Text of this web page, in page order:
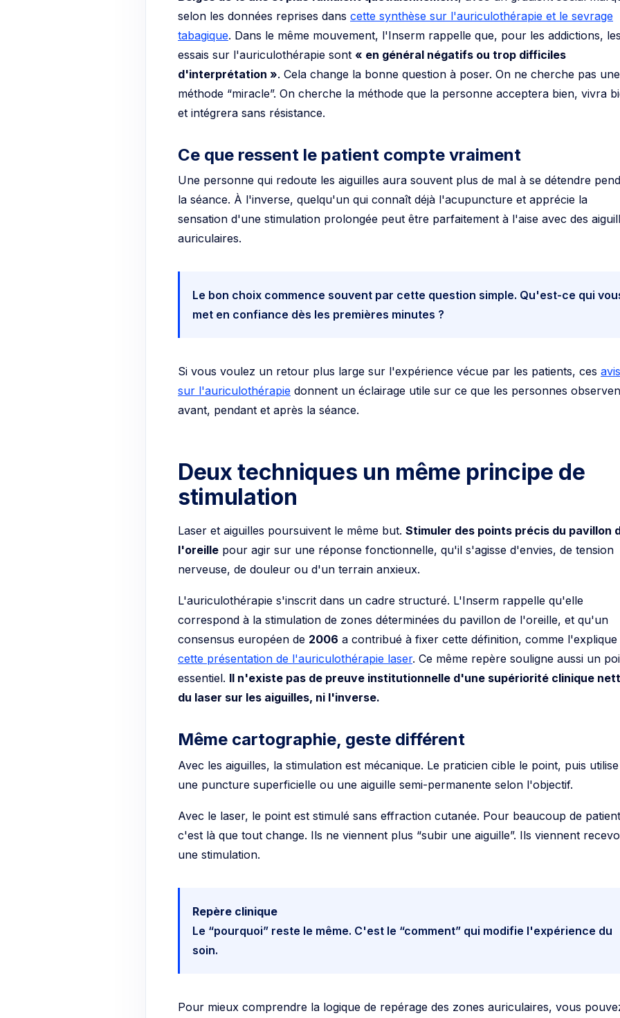
selon les données reprises dans
cette synthèse sur l'auriculothérapie et le sevrage
. Dans le même mouvement, l'Inserm rappelle que, pour les addictions, les
essais sur l'auriculothérapie sont
« en général négatifs ou trop difficiles
d'interprétation »
. Cela change la bonne question à poser. On ne cherche pas une
méthode “miracle”. On cherche la méthode que la personne acceptera bien, vivra
et intégrera sans résistance.
Ce que ressent le patient compte vraiment
Une personne qui redoute les aiguilles aura souvent plus de mal à se détendre
la séance. À l'inverse, quelqu'un qui connaît déjà l'acupuncture et apprécie la
sensation d'une stimulation prolongée peut être parfaitement à l'aise avec des
Le bon choix commence souvent par cette question simple. Qu'est-ce qui vous
met en confiance dès les premières minutes ?
Si vous voulez un retour plus large sur l'expérience vécue par les patients, ces
sur l'auriculothérapie
donnent un éclairage utile sur ce que les personnes observent
avant, pendant et après la séance.
Deux techniques un même principe de
stimulation
pour agir sur une réponse fonctionnelle, qu'il s'agisse d'envies, de tension
nerveuse, de douleur ou d'un terrain anxieux.
L'auriculothérapie s'inscrit dans un cadre structuré. L'Inserm rappelle qu'elle
correspond à la stimulation de zones déterminées du pavillon de l'oreille, et qu'un
consensus européen de
a contribué à fixer cette définition, comme l'explique
cette présentation de l'auriculothérapie laser
. Ce même repère souligne aussi un
Il n'existe pas de preuve institutionnelle d'une supériorité clinique nette
du laser sur les aiguilles, ni l'inverse.
Même cartographie, geste différent
une puncture superficielle ou une aiguille semi-permanente selon l'objectif.
Avec le laser, le point est stimulé sans effraction cutanée. Pour beaucoup de
c'est là que tout change. Ils ne viennent plus “subir une aiguille”. Ils viennent recevoir
Repère clinique
Le “pourquoi” reste le même. C'est le “comment” qui modifie l'expérience du
soin.
Pour mieux comprendre la logique de repérage des zones auriculaires, vous pouvez